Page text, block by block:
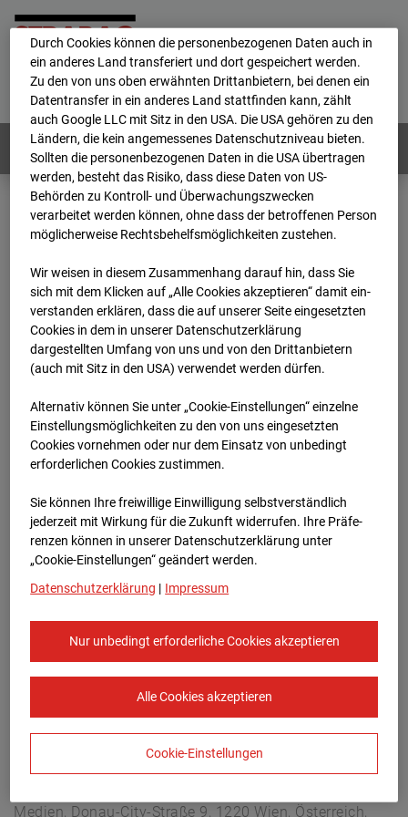
Home E-Mail Impressum
Login
Deutsch / English
Webcams: Alle Länder
Home
Deutschland
BC-170 BV-Ausbau Bonatzbau -Cam4
Archiv
2026
07 08 18:45
BC-170 BV-Ausbau
Bonatzbau -Cam4
Arnulf Klett Platz, 70173 Stuttgart
Zur Übersicht
Europe/Berlin
Medien, Donau-City-Straße 9, 1220 Wien, Österreich,
Durch Cookies können die personenbezogenen Daten auch in
ein anderes Land transferiert und dort gespeichert werden.
Zu den von uns oben erwähnten Drittanbietern, bei denen ein
Datentransfer in ein anderes Land stattfinden kann, zählt
auch Google LLC mit Sitz in den USA. Die USA gehören zu den
Ländern, die kein angemessenes Datenschutzniveau bieten.
Sollten die personenbezogenen Daten in die USA übertragen
werden, besteht das Risiko, dass diese Daten von US-
Behörden zu Kontroll- und Überwachungszwecken
verarbeitet werden können, ohne dass der betroffenen Person
möglicherweise Rechtsbehelfsmöglichkeiten zustehen.
Wir weisen in diesem Zusammenhang darauf hin, dass Sie
sich mit dem Klicken auf „Alle Cookies akzeptieren“ damit ein­
ver­standen erklären, dass die auf unserer Seite eingesetzten
Cookies in dem in unserer Datenschutzerklärung
dargestellten Umfang von uns und von den Drittanbietern
(auch mit Sitz in den USA) verwendet werden dürfen.
Alternativ können Sie unter „Cookie-Einstellungen“ einzelne
Einstellungsmöglichkeiten zu den von uns eingesetzten
Cookies vornehmen oder nur dem Einsatz von unbedingt
erforderlichen Cookies zustimmen.
Sie können Ihre freiwillige Einwilligung selbstverständlich
jederzeit mit Wirkung für die Zukunft widerrufen. Ihre Prä­fe­
renzen können in unserer Datenschutzerklärung unter
„Cookie-Einstellungen“ geändert werden.
Datenschutzerklärung | Impressum
Nur unbedingt erforderliche Cookies akzeptieren
Alle Cookies akzeptieren
Cookie-Einstellungen